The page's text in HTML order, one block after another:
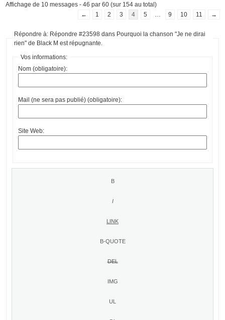
Affichage de 10 messages - 46 par 60 (sur 154 au total)
←
1 2 3 4 5 9 10 11 →
Répondre à: Répondre #23598 dans Pourquoi la chanson "Je ne dirai
rien" de Black M est répugnante.
Vos informations:
Nom (obligatoire):
Mail (ne sera pas publié) (obligatoire):
Site Web: